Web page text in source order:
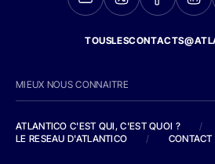
MIEUX NOUS CONNAITRE
ATLANTICO C'EST QUI, C'EST QUOI ?
/
LE RESEAU D'ATLANTICO
/ CONTACT